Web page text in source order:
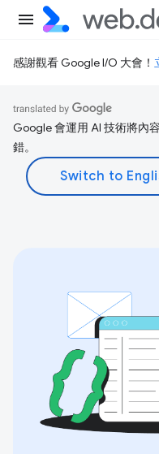
感謝觀看 Google I/O 大會！
Google 會運用 AI 技術將內
錯。